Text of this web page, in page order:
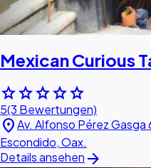
Mexican Curious
starstarstarstarstar
5(3 Bewertungen)
location_onAv. Alfonso Pérez
Escondido, Oax.
Details ansehen arrow_forward